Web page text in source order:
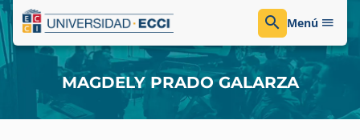
Menú
MAGDELY PRADO GALARZA